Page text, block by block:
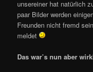
unsereiner hat natürlich
paar Bilder werden
Freunden nicht fremd
meldet
Das war’s nun aber